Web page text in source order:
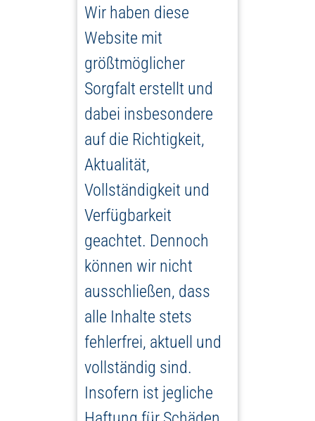
Wir haben diese
Website mit
größtmöglicher
Sorgfalt erstellt und
dabei insbesondere
auf die Richtigkeit,
Aktualität,
Vollständigkeit und
Verfügbarkeit
geachtet. Dennoch
können wir nicht
ausschließen, dass
alle Inhalte stets
fehlerfrei, aktuell und
vollständig sind.
Insofern ist jegliche